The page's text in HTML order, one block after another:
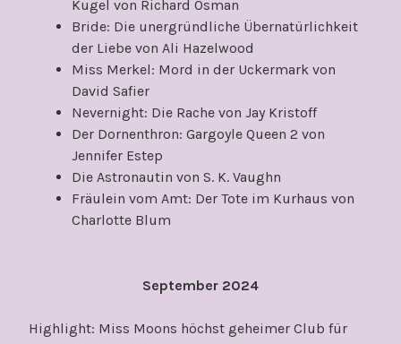
Kugel von Richard Osman
Bride: Die unergründliche Übernatürlichkeit
der Liebe von Ali Hazelwood
Miss Merkel: Mord in der Uckermark von
David Safier
Nevernight: Die Rache von Jay Kristoff
Der Dornenthron: Gargoyle Queen 2 von
Jennifer Estep
Die Astronautin von S. K. Vaughn
Fräulein vom Amt: Der Tote im Kurhaus von
Charlotte Blum
September 2024
Highlight: Miss Moons höchst geheimer Club für